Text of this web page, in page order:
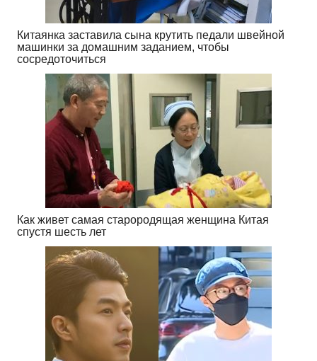
Китаянка заставила сына крутить педали швейной
машинки за домашним заданием, чтобы
сосредоточиться
Как живет самая старородящая женщина Китая
спустя шесть лет